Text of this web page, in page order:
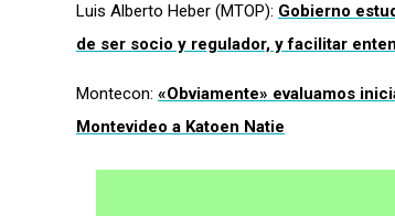
Luis Alberto Heber (MTOP): Gobierno
de ser socio y regulador, y facilitar
Montecon: «Obviamente» evaluamos
Montevideo a Katoen Natie